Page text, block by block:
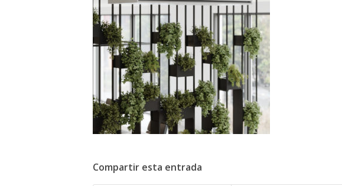
Compartir esta entrada